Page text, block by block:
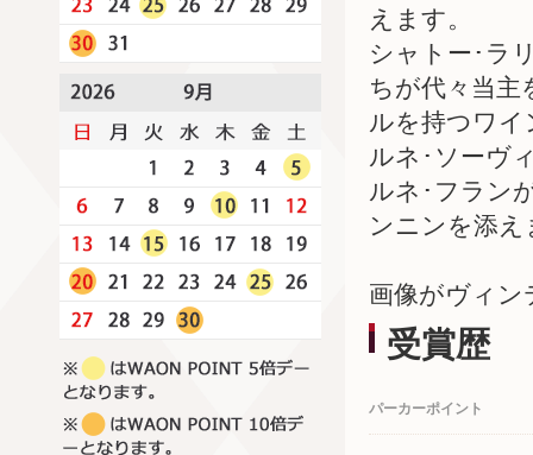
えます。
シャトー･ラ
ちが代々当
ルを持つワ
ルネ･ソーヴ
ルネ･フラン
ンニンを添え
画像がヴィン
受賞歴
パーカーポイント